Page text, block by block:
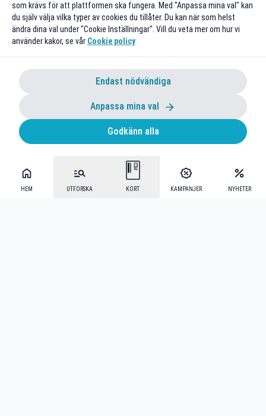
HEM UTFORSKA KORT KAMPANJER NYHETER
som krävs för att plattformen ska fungera. Med "Anpassa mina val" kan
du själv välja vilka typer av cookies du tillåter. Du kan när som helst
ändra dina val under "Cookie Inställningar". Vill du veta mer om hur vi
använder kakor, se vår Cookie policy
Endast nödvändiga
Anpassa mina val
Godkänn alla